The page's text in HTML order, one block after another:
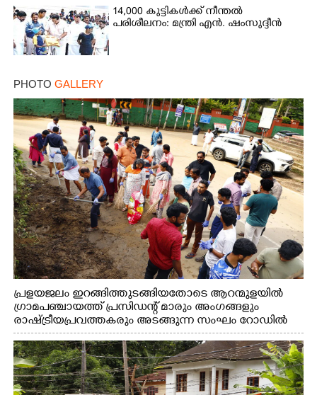
14,000 കുട്ടികൾക്ക് നീന്തൽ
പരിശീലനം: മന്ത്രി എൻ. ഷംസുദ്ദീൻ
PHOTO GALLERY
പ്രളയജലം ഇറങ്ങിത്തുടങ്ങിയതോടെ ആറന്മുളയിൽ
ഗ്രാമപഞ്ചായത്ത് പ്രസിഡന്റ് മാരും അംഗങ്ങളും
രാഷ്ട്രീയപ്രവത്തകരും അടങ്ങുന്ന സംഘം റോഡിൽ
അടിഞ്ഞ് കൂടിയ ചെളിയും മണ്ണും മറ്റ് മാലിന്യങ്ങളും
നീക്കം ചെയ്യുന്നു.